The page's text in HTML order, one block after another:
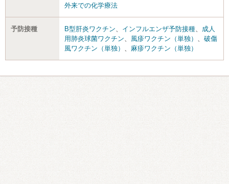
外来での化学療法
予防接種 B型肝炎ワクチン インフルエンザ予防接種
成人
用肺炎球菌ワクチン
風疹ワクチン（単独）
破傷
風ワクチン（単独）
麻疹ワクチン（単独）